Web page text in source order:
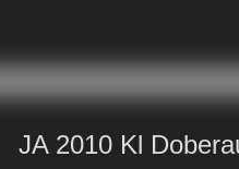
JA 2010 Kl